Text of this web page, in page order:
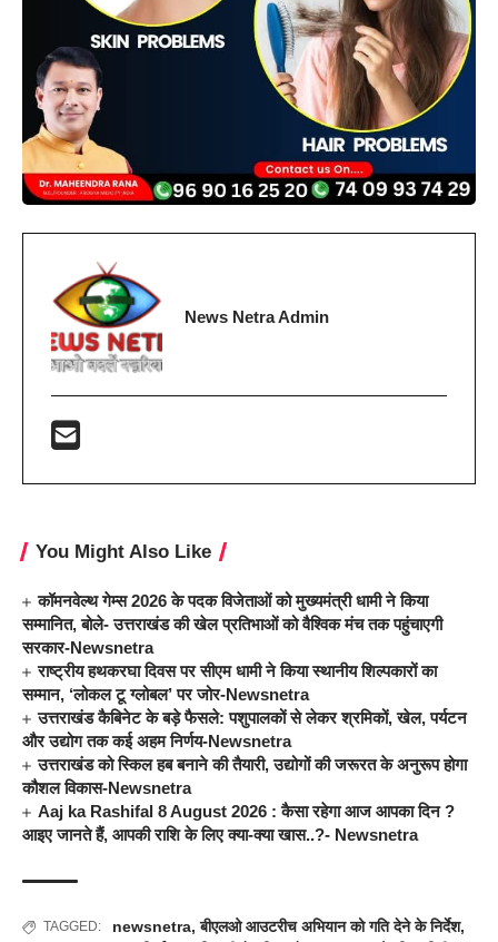
News Netra Admin
You Might Also Like
कॉमनवेल्थ गेम्स 2026 के पदक विजेताओं को मुख्यमंत्री धामी ने किया
सम्मानित, बोले- उत्तराखंड की खेल प्रतिभाओं को वैश्विक मंच तक पहुंचाएगी
सरकार-Newsnetra
राष्ट्रीय हथकरघा दिवस पर सीएम धामी ने किया स्थानीय शिल्पकारों का
सम्मान, ‘लोकल टू ग्लोबल’ पर जोर-Newsnetra
उत्तराखंड कैबिनेट के बड़े फैसले: पशुपालकों से लेकर श्रमिकों, खेल, पर्यटन
और उद्योग तक कई अहम निर्णय-Newsnetra
उत्तराखंड को स्किल हब बनाने की तैयारी, उद्योगों की जरूरत के अनुरूप होगा
कौशल विकास-Newsnetra
Aaj ka Rashifal 8 August 2026 : कैसा रहेगा आज आपका दिन ?
आइए जानते हैं, आपकी राशि के लिए क्या-क्या खास..?- Newsnetra
TAGGED: newsnetra,बीएलओ आउटरीच अभियान को गति देने के निर्देश,